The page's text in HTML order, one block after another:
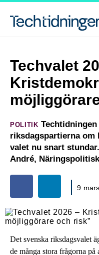
Techvalet
POLITIK
riksdagspartierna om
valet nu snart
André,
9
Det svenska riksdagsvalet
de många stora frågorna